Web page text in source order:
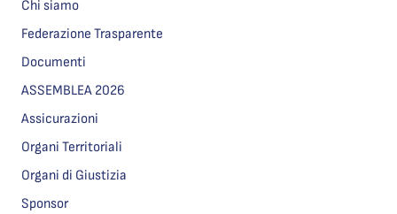
Chi siamo
Federazione Trasparente
Documenti
ASSEMBLEA 2026
Assicurazioni
Organi Territoriali
Organi di Giustizia
Sponsor